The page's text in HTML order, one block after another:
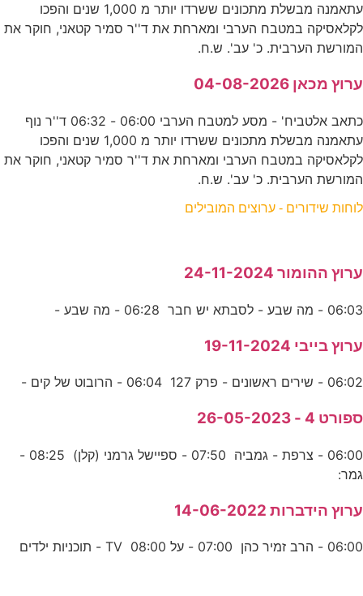
עתאמנה מבשלת מתכונים ששרדו יותר מ 1,000 שנים והפכו
לקלאסיקה במטבח הערבי ומארחת את ד''ר סמיר קטאני, חוקר את
המורשת הערבית. כ' עב'. ש.ח.
ערוץ מכאן 04-08-2026
כתאב אלטביח' - מסע למטבח הערבי 06:00 - 06:32 ד''ר נוף
עתאמנה מבשלת מתכונים ששרדו יותר מ 1,000 שנים והפכו
לקלאסיקה במטבח הערבי ומארחת את ד''ר סמיר קטאני, חוקר את
המורשת הערבית. כ' עב'. ש.ח.
לוחות שידורים - ערוצים המובילים
ערוץ ההומור 24-11-2024
06:03 - מה שבע - לסבתא יש חבר 06:28 - מה שבע -
ערוץ בייבי 19-11-2024
06:02 - שירים ראשונים - פרק 127 06:04 - הרובוט של קים -
ספורט 4 - 26-05-2023
06:00 - צרפת - גמביה 07:50 - ספיישל גרמני (קלן) 08:25 -
גמר:
ערוץ הידברות 14-06-2022
06:00 - הרב זמיר כהן 07:00 - על TV 08:00 - תוכניות ילדים